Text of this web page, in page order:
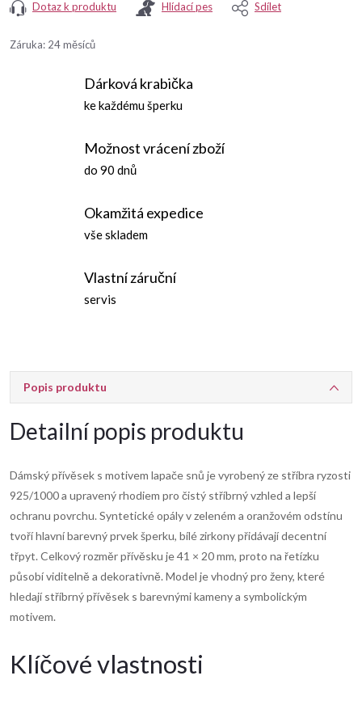
Dotaz k produktu Hlídací pes Sdílet
Záruka: 24 měsíců
Dárková krabička
ke každému šperku
Možnost vrácení zboží
do 90 dnů
Okamžitá expedice
vše skladem
Vlastní záruční
servis
Popis produktu
Detailní popis produktu
Dámský přívěsek s motivem lapače snů je vyrobený ze stříbra ryzosti
925/1000 a upravený rhodiem pro čistý stříbrný vzhled a lepší
ochranu povrchu. Syntetické opály v zeleném a oranžovém odstínu
tvoří hlavní barevný prvek šperku, bílé zirkony přidávají decentní
třpyt. Celkový rozměr přívěsku je 41 × 20 mm, proto na řetízku
působí viditelně a dekorativně. Model je vhodný pro ženy, které
hledají stříbrný přívěsek s barevnými kameny a symbolickým
motivem.
Klíčové vlastnosti